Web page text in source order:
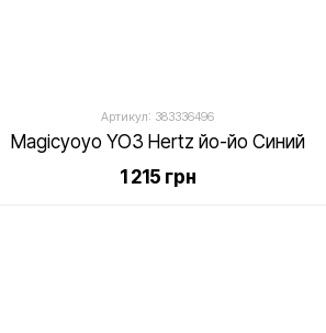
Артикул: 383336496
Magicyoyo YO3 Hertz йо-йо Синий
1 215 грн